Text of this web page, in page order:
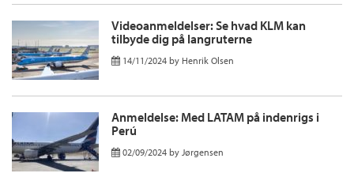
Videoanmeldelser: Se hvad KLM kan
tilbyde dig på langruterne
14/11/2024 by Henrik Olsen
Anmeldelse: Med LATAM på indenrigs i
Perú
02/09/2024 by Jørgensen